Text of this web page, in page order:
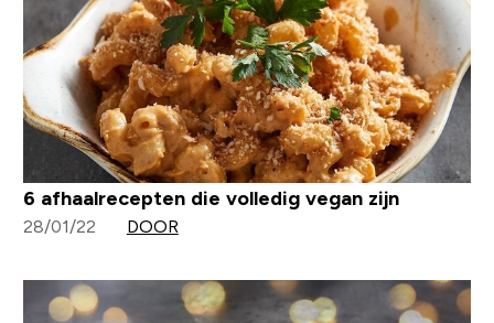
6 afhaalrecepten die volledig vegan zijn
28/01/22 DOOR